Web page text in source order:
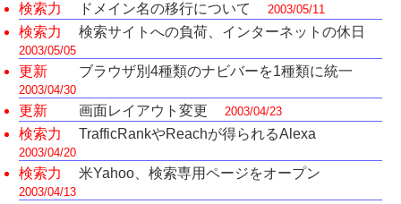
検索力 ドメイン名の移行について 2003/05/11
検索力 検索サイトへの負荷、インターネットの休日
2003/05/05
更新 ブラウザ別4種類のナビバーを1種類に統一
2003/04/30
更新 画面レイアウト変更 2003/04/23
検索力 TrafficRankやReachが得られるAlexa
2003/04/20
検索力 米Yahoo、検索専用ページをオープン
2003/04/13